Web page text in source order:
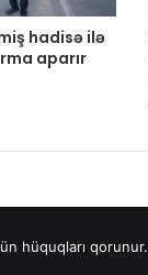
hadisə ilə
aparır
hüquqları qorunur.